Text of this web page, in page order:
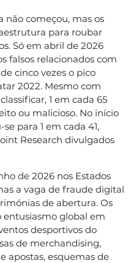
começou, mas os
para roubar
Só em abril de 2026
falsos relacionados com
cinco vezes o pico
2022. Mesmo com
1 em cada 65
ou malicioso. No início
para 1 em cada 41,
Research divulgados
de 2026 nos Estados
a vaga de fraude digital
de abertura. Os
entusiasmo global em
desportivos do
de merchandising,
apostas, esquemas de